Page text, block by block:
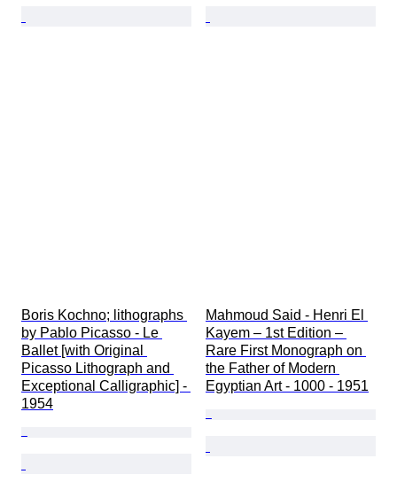
Boris Kochno; lithographs
by Pablo Picasso - Le
Ballet [with Original
Picasso Lithograph and
Exceptional Calligraphic] -
1954
Mahmoud Said - Henri El
Kayem – 1st Edition –
Rare First Monograph on
the Father of Modern
Egyptian Art - 1000 - 1951